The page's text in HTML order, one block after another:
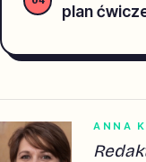
plan
ANNA